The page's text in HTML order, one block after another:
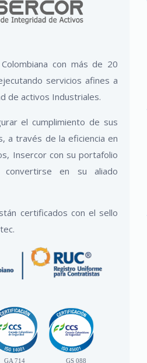
con más de 20
servicios afines a
de activos Industriales.
el cumplimiento de sus
a través de la eficiencia en
Insercor con su portafolio
en su aliado
certificados con el sello
GA 714 GS 088